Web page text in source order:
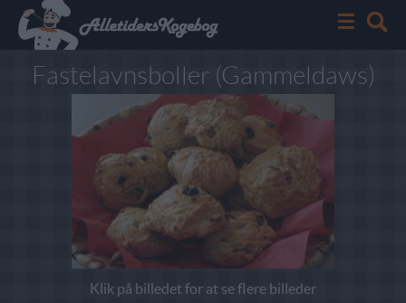
Fastelavnsboller (Gammeldaws)
Klik på billedet for at se flere billeder